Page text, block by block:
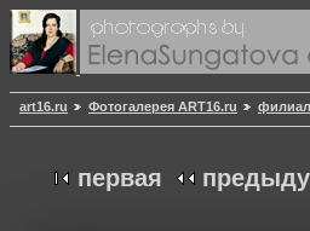
art16.ru Фотогалерея ART16.ru
первая